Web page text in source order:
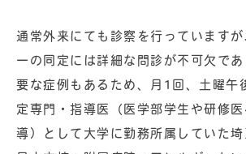
通常外来にても診察を行っています
ーの同定には詳細な問診が不可欠で
要な症例もあるため、月1回、土曜午
定専門・指導医（医学部学生や研修
導）として大学に勤務所属していた